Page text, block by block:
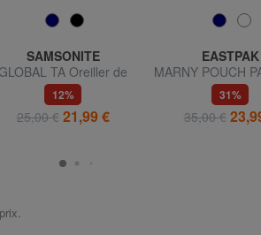
SAMSONITE
GLOBAL TA Oreiller de
voyage en mousse à
mémoire de forme
12%
25,00 € 21,99 €
EASTPAK
MARNY POUCH
de sachets31%
35,00 €